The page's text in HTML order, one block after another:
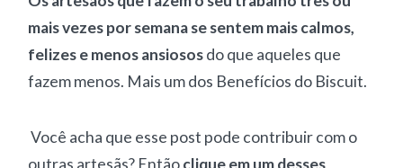
mais vezes por semana se sentem mais calmos,
felizes e menos ansiososdo que aqueles que
fazem menos. Mais um dos Benefícios do Biscuit.
Você acha que esse post pode contribuir com o
outras artesãs? Entãoclique em um desses